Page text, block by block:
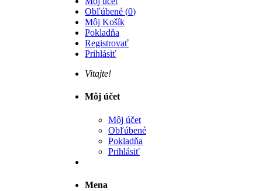
Obľúbené (0)
Môj Košík
Pokladňa
Registrovať
Prihlásiť
Vitajte!
Môj účet
Môj účet
Obľúbené
Pokladňa
Prihlásiť
Mena